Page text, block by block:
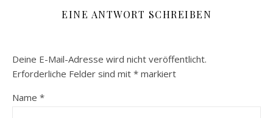
EINE ANTWORT SCHREIBEN
Deine E-Mail-Adresse wird nicht veröffentlicht.
Erforderliche Felder sind mit * markiert
Name *